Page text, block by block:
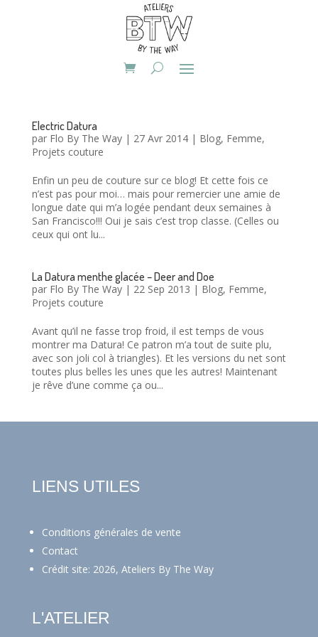
Electric Datura
par Flo By The Way| 27 Avr 2014| Blog, Femme,
Projets couture
Enfin un peu de couture sur ce blog! Et cette fois ce
n’est pas pour moi… mais pour remercier une amie de
longue date qui m’a logée pendant deux semaines à
San Francisco!!! Oui je sais c’est trop classe. (Celles ou
ceux qui ont lu...
La Datura menthe glacée – Deer and Doe
par Flo By The Way| 22 Sep 2013 | Blog, Femme,
Projets couture
Avant qu’il ne fasse trop froid, il est temps de vous
montrer ma Datura! Ce patron m’a tout de suite plu,
avec son joli col à triangles). Et les versions du net sont
toutes plus belles les unes que les autres! Maintenant
je rêve d’une comme ça ou...
LIENS UTILES
Conditions générales de vente
Contact
Crédit site: 2026, Ateliers By The Way
L'ATELIER